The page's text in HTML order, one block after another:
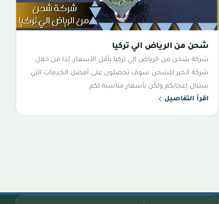
شحن من الرياض الي تركيا
شركة شحن من الرياض الي تركيا بأقل الأسعار، لذا من خلال
شركة الخير للشحن سوف تحصلون على أفضل الخدمات التي
ستنال إعجابكم ولكن بأسعار مناسبة لكم
اقرأ التفاصيل